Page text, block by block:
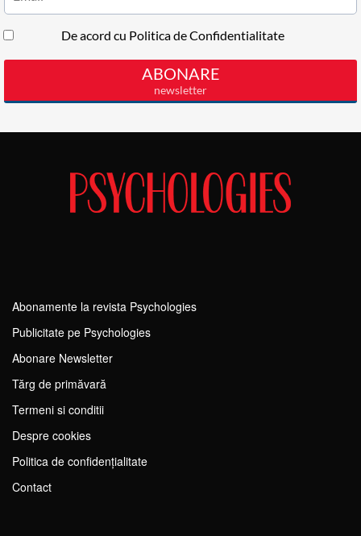
Abonamente la revista Psychologies
Publicitate pe Psychologies
Abonare Newsletter
Tărg de primăvară
Termeni si conditii
Despre cookies
Politica de confidențialitate
Contact